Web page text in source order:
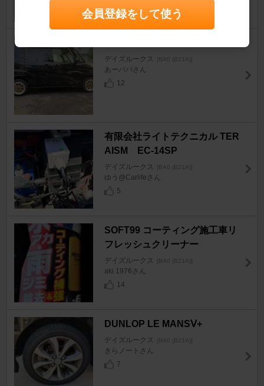
デイズルークス [BA0 (B21A)]
あーパパさん
12
有限会社ライトテクニカル TER
AISM EC-14SP
デイズルークス [BA0 (B21A)]
ゆう@Carlifeさん
5
SOFT99 コーティング施工車リ
フレッシュクリーナー
デイズルークス [BA0 (B21A)]
aki 1976さん
14
DUNLOP LE MANSⅤ+
デイズルークス [BA0 (B21A)]
きらノートさん
7
会員登録をして使う